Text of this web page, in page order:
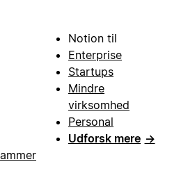
Notion til
Enterprise
Startups
Mindre
virksomhed
Personal
Udforsk mere →